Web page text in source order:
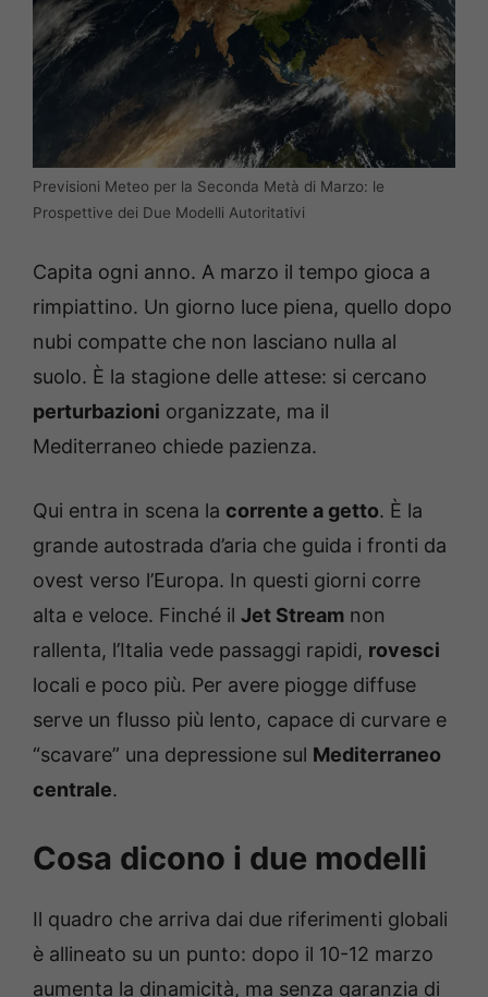
Previsioni Meteo per la Seconda Metà di Marzo: le
Prospettive dei Due Modelli Autoritativi
Capita ogni anno. A marzo il tempo gioca a
rimpiattino. Un giorno luce piena, quello dopo
nubi compatte che non lasciano nulla al
suolo. È la stagione delle attese: si cercano
perturbazioni organizzate, ma il
Mediterraneo chiede pazienza.
Qui entra in scena la corrente a getto. È la
grande autostrada d’aria che guida i fronti da
ovest verso l’Europa. In questi giorni corre
alta e veloce. Finché il Jet Stream non
rallenta, l’Italia vede passaggi rapidi, rovesci
locali e poco più. Per avere piogge diffuse
serve un flusso più lento, capace di curvare e
“scavare” una depressione sul Mediterraneo
centrale.
Cosa dicono i due modelli
Il quadro che arriva dai due riferimenti globali
è allineato su un punto: dopo il 10-12 marzo
aumenta la dinamicità, ma senza garanzia di